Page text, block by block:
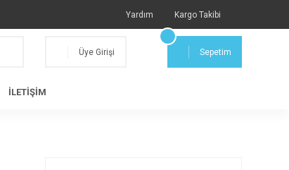
Yardım Kargo Takibi
Üye Girişi Sepetim
İLETİŞİM